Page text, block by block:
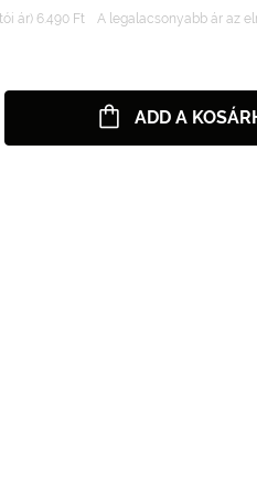
ár) 6.490 Ft
A legalacsonyabb ár az
ADD A